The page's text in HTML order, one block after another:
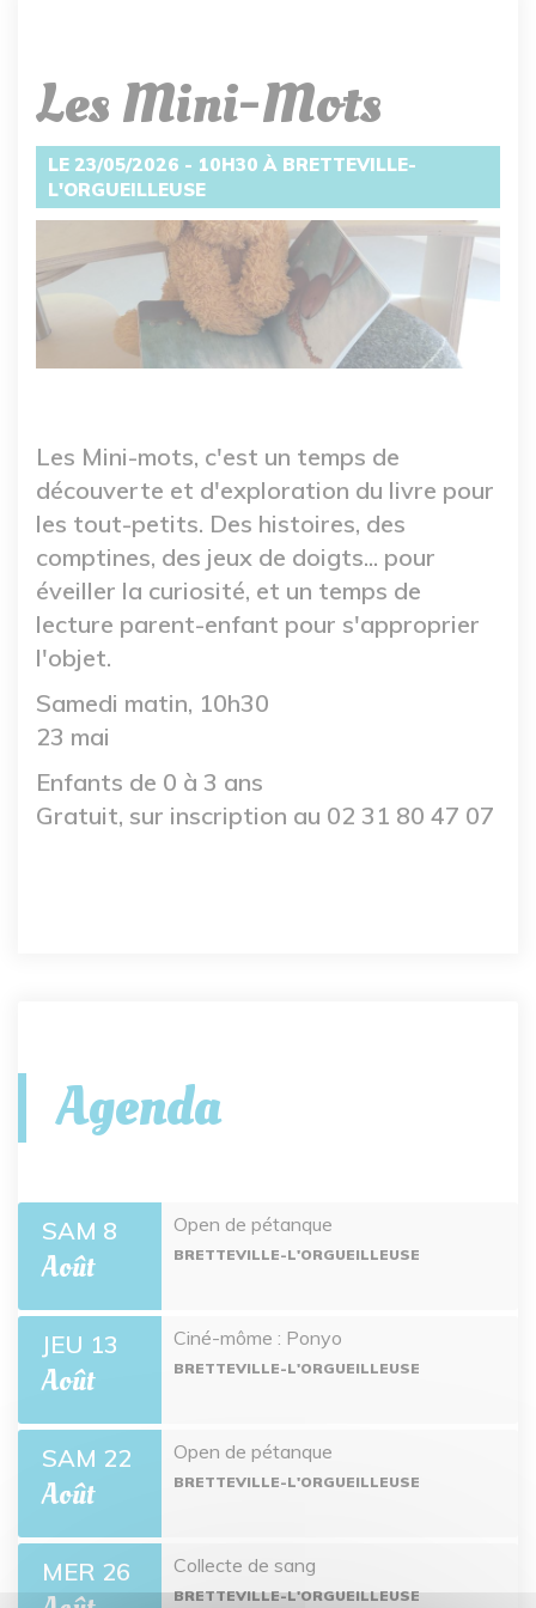
Les Mini-Mots
LE 23/05/2026 - 10H30 À BRETTEVILLE-
L'ORGUEILLEUSE
Les Mini-mots, c'est un temps de
découverte et d'exploration du livre pour
les tout-petits. Des histoires, des
comptines, des jeux de doigts... pour
éveiller la curiosité, et un temps de
lecture parent-enfant pour s'approprier
l'objet.
Samedi matin, 10h30
23 mai
Enfants de 0 à 3 ans
Gratuit, sur inscription au 02 31 80 47 07
Agenda
SAM 8
Août
Open de pétanque
BRETTEVILLE-L'ORGUEILLEUSE
JEU 13
Août
Ciné-môme : Ponyo
BRETTEVILLE-L'ORGUEILLEUSE
SAM 22
Août
Open de pétanque
BRETTEVILLE-L'ORGUEILLEUSE
MER 26 Collecte de sang
BRETTEVILLE-L'ORGUEILLEUSE